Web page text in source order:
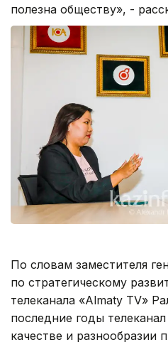
полезна обществу», -
По словам заместителя
по стратегическому
телеканала «Almaty TV»
последние годы
качестве и разнообразии